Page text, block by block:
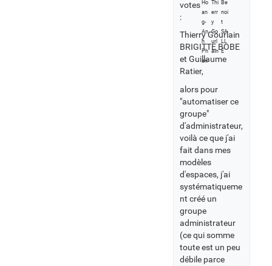
votes
:
Thierry Gourlain
BRIGITTE BOBE
et Guillaume
Ratier,
alors pour
"automatiser ce
groupe"
d'administrateur,
voilà ce que j'ai
fait dans mes
modèles
d'espaces, j'ai
systématiqueme
nt créé un
groupe
administrateur
(ce qui somme
toute est un peu
débile parce